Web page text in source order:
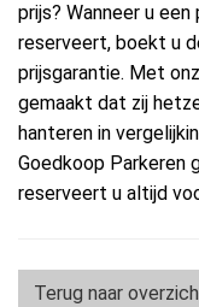
prijs? Wanneer u
reserveert, boekt u
prijsgarantie. Met
gemaakt dat zij
hanteren in
Goedkoop Parkeren
reserveert u altijd
Terug naar